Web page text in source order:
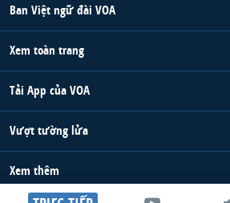
Ban Việt ngữ đài VOA
Xem toàn trang
Tải App của VOA
Vượt tường lửa
Xem thêm